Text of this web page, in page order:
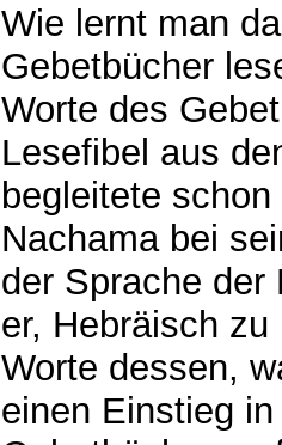
Wie lernt man
Gebetbücher
Worte des
Lesefibel aus
begleitete
Nachama bei
der Sprache der
er, Hebräisch
Worte dessen,
einen Einstieg